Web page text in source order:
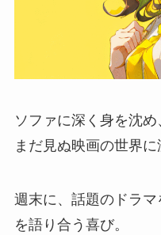
ソファに深く身を沈め
まだ見ぬ映画の世界に
週末に、話題のドラ
を語り合う喜び。